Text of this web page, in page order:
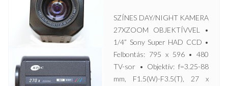
SZÍNES DAY/NIGHT KAMERA
27XZOOM OBJEKTÍVVEL •
1/4” Sony Super HAD CCD •
Felbontás: 795 x 596 • 480
TV-sor • Objektív: f=3.25-88
mm, F1.5(W)-F3.5(T), 27 x